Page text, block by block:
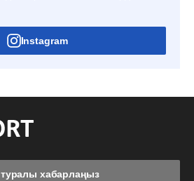
Instagram
туралы хабарлаңыз